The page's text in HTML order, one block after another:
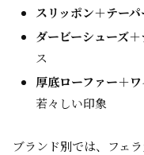
スリッポン＋テー
ダービーシューズ＋
ス
厚底ローファー＋
若々しい印象
ブランド別では、フェ